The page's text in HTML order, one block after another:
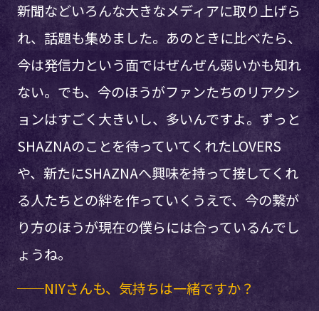
新聞などいろんな大きなメディアに取り上げら
れ、話題も集めました。あのときに比べたら、
今は発信力という面ではぜんぜん弱いかも知れ
ない。でも、今のほうがファンたちのリアクシ
ョンはすごく大きいし、多いんですよ。ずっと
SHAZNAのことを待っていてくれたLOVERS
や、新たにSHAZNAへ興味を持って接してくれ
る人たちとの絆を作っていくうえで、今の繋が
り方のほうが現在の僕らには合っているんでし
ょうね。
──NIYさんも、気持ちは一緒ですか？